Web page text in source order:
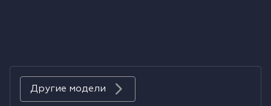
Аксессуары к крупной бытовой технике
Поверхности со встроенной вытяжкой
Другие модели